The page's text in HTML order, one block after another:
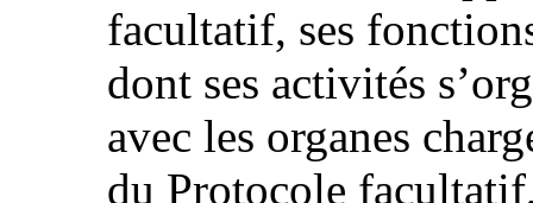
facultatif, ses
dont ses activités
avec les organes
du Protocole